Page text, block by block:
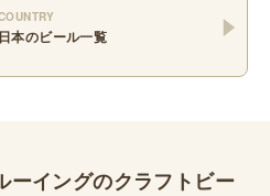
日本のビール一覧
ーイングのクラフトビー